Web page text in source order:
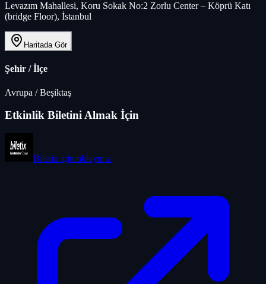
Levazım Mahallesi, Koru Sokak No:2 Zorlu Center – Köprü Katı
(bridge Floor), İstanbul
Haritada Gör
Şehir / İlçe
Avrupa /Beşiktaş
Etkinlik Biletini Almak İçin
Biletix için tıklayınız